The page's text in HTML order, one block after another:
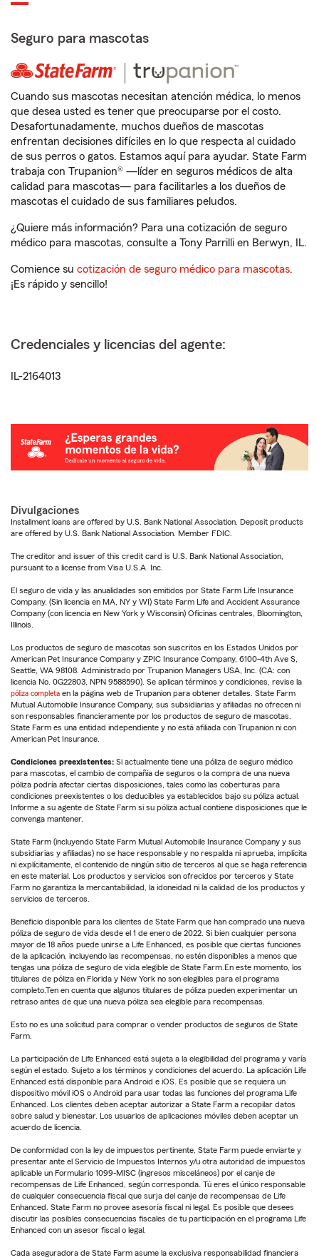
Seguro para mascotas
Cuando sus mascotas necesitan atención médica, lo menos
que desea usted es tener que preocuparse por el costo.
Desafortunadamente, muchos dueños de mascotas
enfrentan decisiones difíciles en lo que respecta al cuidado
de sus perros o gatos. Estamos aquí para ayudar. State Farm
trabaja con Trupanion® —líder en seguros médicos de alta
calidad para mascotas— para facilitarles a los dueños de
mascotas el cuidado de sus familiares peludos.
¿Quiere más información? Para una cotización de seguro
médico para mascotas, consulte a Tony Parrilli en Berwyn, IL.
Comience su cotización de seguro médico para mascotas.
¡Es rápido y sencillo!
Credenciales y licencias del agente:
IL-2164013
Divulgaciones
Installment loans are offered by U.S. Bank National Association. Deposit products
are offered by U.S. Bank National Association. Member FDIC.
The creditor and issuer of this credit card is U.S. Bank National Association,
pursuant to a license from Visa U.S.A. Inc.
El seguro de vida y las anualidades son emitidos por State Farm Life Insurance
Company. (Sin licencia en MA, NY y WI) State Farm Life and Accident Assurance
Company (con licencia en New York y Wisconsin) Oficinas centrales, Bloomington,
Illinois.
Los productos de seguro de mascotas son suscritos en los Estados Unidos por
American Pet Insurance Company y ZPIC Insurance Company, 6100-4th Ave S,
Seattle, WA 98108. Administrado por Trupanion Managers USA, Inc. (CA: con
licencia No. 0G22803, NPN 9588590). Se aplican términos y condiciones, revise la
póliza completa en la página web de Trupanion para obtener detalles. State Farm
Mutual Automobile Insurance Company, sus subsidiarias y afiliadas no ofrecen ni
son responsables financieramente por los productos de seguro de mascotas.
State Farm es una entidad independiente y no está afiliada con Trupanion ni con
American Pet Insurance.
Condiciones preexistentes: Si actualmente tiene una póliza de seguro médico
para mascotas, el cambio de compañía de seguros o la compra de una nueva
póliza podría afectar ciertas disposiciones, tales como las coberturas para
condiciones preexistentes o los deducibles ya establecidos bajo su póliza actual.
Informe a su agente de State Farm si su póliza actual contiene disposiciones que le
convenga mantener.
State Farm (incluyendo State Farm Mutual Automobile Insurance Company y sus
subsidiarias y afiliadas) no se hace responsable y no respalda ni aprueba, implícita
ni explícitamente, el contenido de ningún sitio de terceros al que se haga referencia
en este material. Los productos y servicios son ofrecidos por terceros y State
Farm no garantiza la mercantabilidad, la idoneidad ni la calidad de los productos y
servicios de terceros.
Beneficio disponible para los clientes de State Farm que han comprado una nueva
póliza de seguro de vida desde el 1 de enero de 2022. Si bien cualquier persona
mayor de 18 años puede unirse a Life Enhanced, es posible que ciertas funciones
de la aplicación, incluyendo las recompensas, no estén disponibles a menos que
tengas una póliza de seguro de vida elegible de State Farm.En este momento, los
titulares de póliza en Florida y New York no son elegibles para el programa
completo.Ten en cuenta que algunos titulares de póliza pueden experimentar un
retraso antes de que una nueva póliza sea elegible para recompensas.
Esto no es una solicitud para comprar o vender productos de seguros de State
Farm.
La participación de Life Enhanced está sujeta a la elegibilidad del programa y varía
según el estado. Sujeto a los términos y condiciones del acuerdo. La aplicación Life
Enhanced está disponible para Android e iOS. Es posible que se requiera un
dispositivo móvil iOS o Android para usar todas las funciones del programa Life
Enhanced. Los clientes deben aceptar autorizar a State Farm a recopilar datos
sobre salud y bienestar. Los usuarios de aplicaciones móviles deben aceptar un
acuerdo de licencia.
De conformidad con la ley de impuestos pertinente, State Farm puede enviarte y
presentar ante el Servicio de Impuestos Internos y/u otra autoridad de impuestos
aplicable un Formulario 1099-MISC (ingresos misceláneos) por el canje de
recompensas de Life Enhanced, según corresponda. Tú eres el único responsable
de cualquier consecuencia fiscal que surja del canje de recompensas de Life
Enhanced. State Farm no provee asesoría fiscal ni legal. Es posible que desees
discutir las posibles consecuencias fiscales de tu participación en el programa Life
Enhanced con un asesor fiscal o legal.
Cada aseguradora de State Farm asume la exclusiva responsabilidad financiera